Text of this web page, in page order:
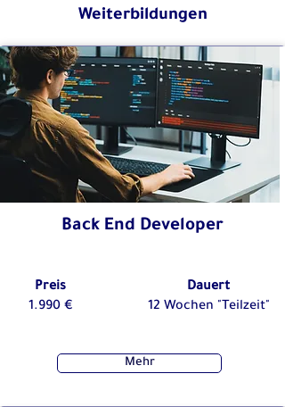
Weiterbildungen
Back End Developer
Preis
1.990 €
Dauert
12 Wochen "Teilzeit"
Mehr